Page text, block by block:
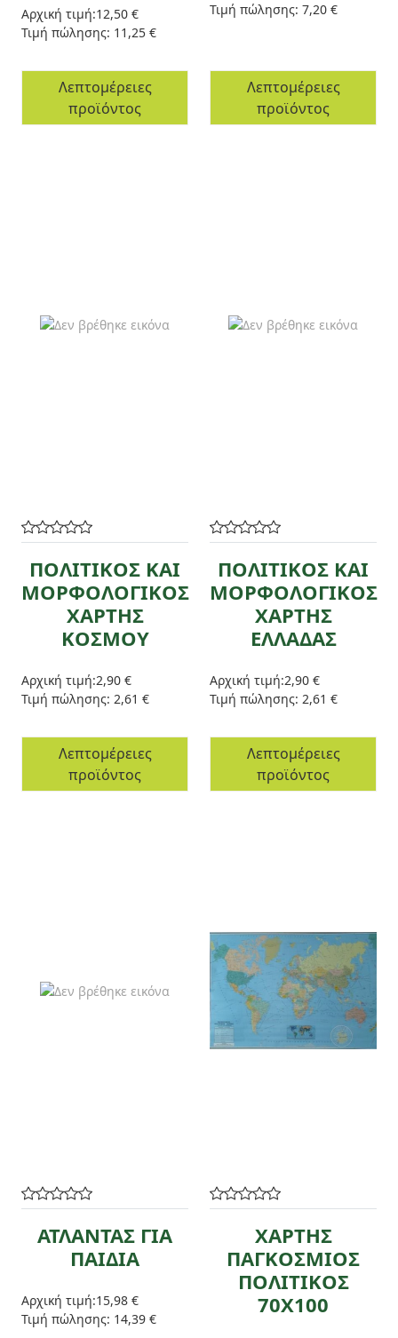
Αρχική τιμή:12,50 €
Τιμή πώλησης: 11,25 €
Λεπτομέρειες
προϊόντος
Τιμή πώλησης: 7,20 €
Λεπτομέρειες
προϊόντος
ΠΟΛΙΤΙΚΟΣ ΚΑΙ
ΜΟΡΦΟΛΟΓΙΚΟΣ
ΧΑΡΤΗΣ
ΚΟΣΜΟΥ
Αρχική τιμή:2,90 €
Τιμή πώλησης: 2,61 €
Λεπτομέρειες
προϊόντος
ΠΟΛΙΤΙΚΟΣ ΚΑΙ
ΜΟΡΦΟΛΟΓΙΚΟΣ
ΧΑΡΤΗΣ
ΕΛΛΑΔΑΣ
Αρχική τιμή:2,90 €
Τιμή πώλησης: 2,61 €
Λεπτομέρειες
προϊόντος
ΑΤΛΑΝΤΑΣ ΓΙΑ
ΠΑΙΔΙΑ
Αρχική τιμή:15,98 €
Τιμή πώλησης: 14,39 €
ΧΑΡΤΗΣ
ΠΑΓΚΟΣΜΙΟΣ
ΠΟΛΙΤΙΚΟΣ
70Χ100